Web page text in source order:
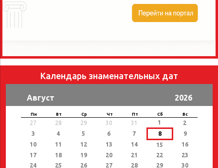
Календарь знаменательных дат
Август 2026
Пн Вт Ср Чт Пт Сб Вс
27 28 29 30 31 1
2
3
4 5 6 7 8
9
10
11 12 13 14 15
16
17
18 19 20 21 22
23
24
25 26 27 28 29 30